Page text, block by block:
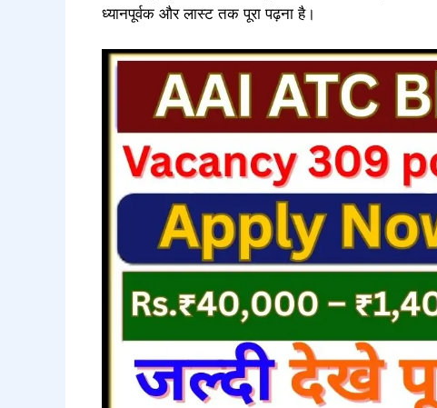
ध्यानपूर्वक और लास्ट तक पूरा पढ़ना है।